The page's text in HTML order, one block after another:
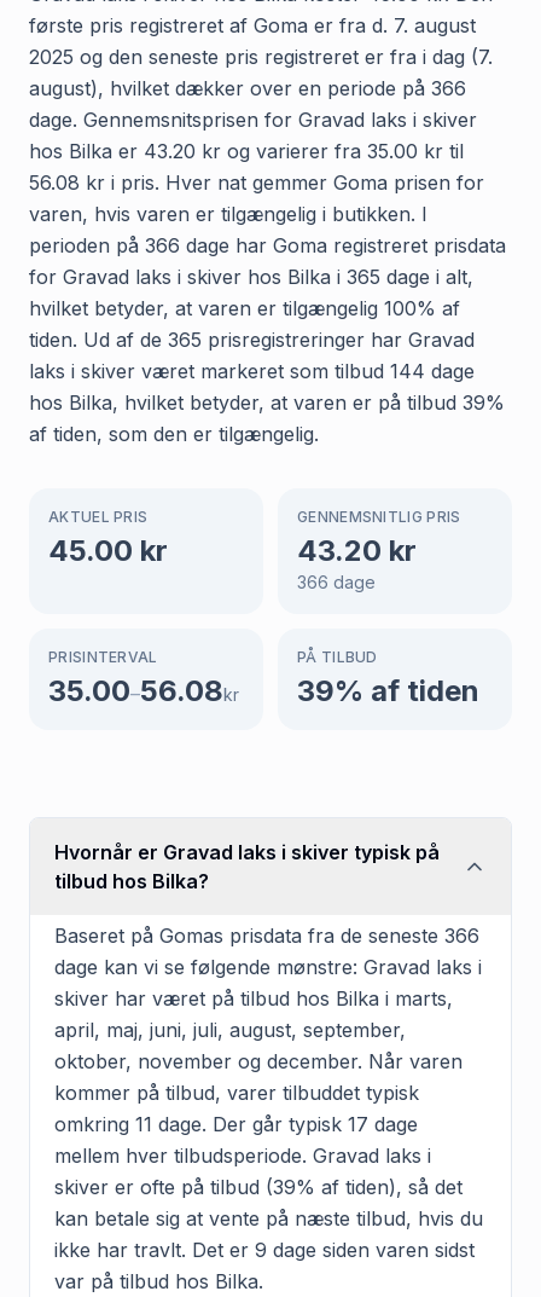
første pris registreret af Goma er fra d. 7. august
2025 og den seneste pris registreret er fra i dag (7.
august), hvilket dækker over en periode på 366
dage. Gennemsnitsprisen for Gravad laks i skiver
hos Bilka er 43.20 kr og varierer fra 35.00 kr til
56.08 kr i pris. Hver nat gemmer Goma prisen for
varen, hvis varen er tilgængelig i butikken. I
perioden på 366 dage har Goma registreret prisdata
for Gravad laks i skiver hos Bilka i 365 dage i alt,
hvilket betyder, at varen er tilgængelig 100% af
tiden. Ud af de 365 prisregistreringer har Gravad
laks i skiver været markeret som tilbud 144 dage
hos Bilka, hvilket betyder, at varen er på tilbud 39%
af tiden, som den er tilgængelig.
AKTUEL PRIS
45.00 kr
GENNEMSNITLIG PRIS
43.20 kr
366 dage
PRISINTERVAL
35.00–56.08kr
PÅ TILBUD
39% af tiden
Hvornår er Gravad laks i skiver typisk på
tilbud hos Bilka?
Baseret på Gomas prisdata fra de seneste 366
dage kan vi se følgende mønstre: Gravad laks i
skiver har været på tilbud hos Bilka i marts,
april, maj, juni, juli, august, september,
oktober, november og december. Når varen
kommer på tilbud, varer tilbuddet typisk
omkring 11 dage. Der går typisk 17 dage
mellem hver tilbudsperiode. Gravad laks i
skiver er ofte på tilbud (39% af tiden), så det
kan betale sig at vente på næste tilbud, hvis du
ikke har travlt. Det er 9 dage siden varen sidst
var på tilbud hos Bilka.